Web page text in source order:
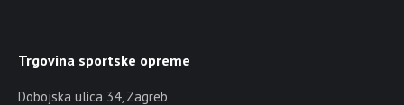
Trgovina sportske opreme
Dobojska ulica 34, Zagreb